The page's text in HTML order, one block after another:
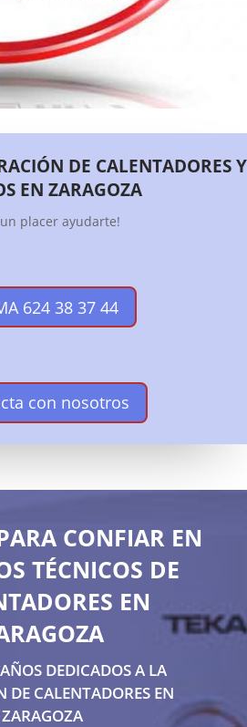
DE CALENTADORES Y
EN ZARAGOZA
un placer ayudarte!
624 38 37 44
con nosotros
CONFIAR EN
TÉCNICOS DE
EN
DEDICADOS A LA
DE CALENTADORES EN
ZARAGOZA